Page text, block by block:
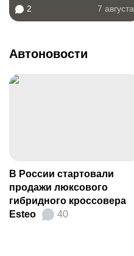
2 7 августа
Автоновости
В России стартовали
продажи люксового
гибридного кроссовера
Esteo
40